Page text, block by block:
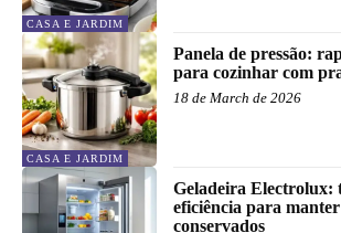
CASA E JARDIM
CASA E JARDIM
Panela de pressão:
para cozinhar com
18 de March de 2026
Geladeira Electrolux:
eficiência para
conservados